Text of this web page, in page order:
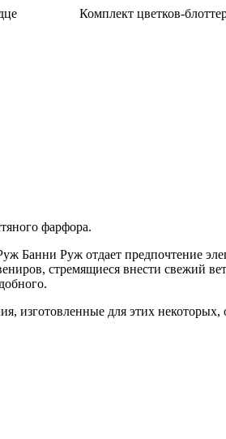
Комплект цветков-
фарфора.
Банни Руж отдает предпочтение
стремящиеся внести свежий
изготовленные для этих